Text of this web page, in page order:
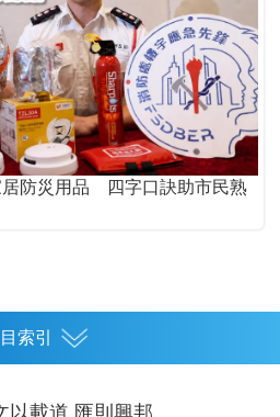
居防災用品 四字口訣助市民熟
索引